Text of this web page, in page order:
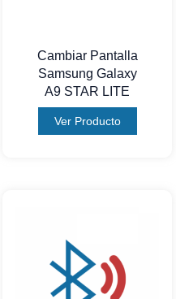
Cambiar Pantalla
Samsung Galaxy
A9 STAR LITE
Ver Producto